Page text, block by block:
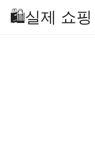
Skip
🛍️실제 쇼핑